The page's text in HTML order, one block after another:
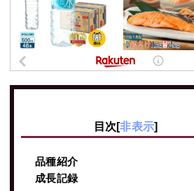
目次[非表示]
品種紹介
成長記録